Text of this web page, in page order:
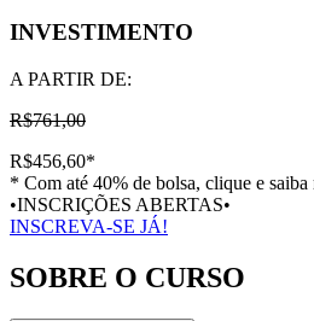
INVESTIMENTO
A PARTIR DE:
R$761,00
R$456,60*
* Com até 40% de bolsa, clique e saiba
•INSCRIÇÕES ABERTAS•
INSCREVA-SE JÁ!
SOBRE O CURSO